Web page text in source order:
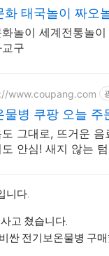
화 태국놀이 짜오
화놀이 세계전통놀
구
www.coupang.com
물병 쿠팡 오늘 주
도 그대로, 뜨거운
도 안심! 새지 않는
니다.
고 쳤습니다.
싼 전기보온물병 구